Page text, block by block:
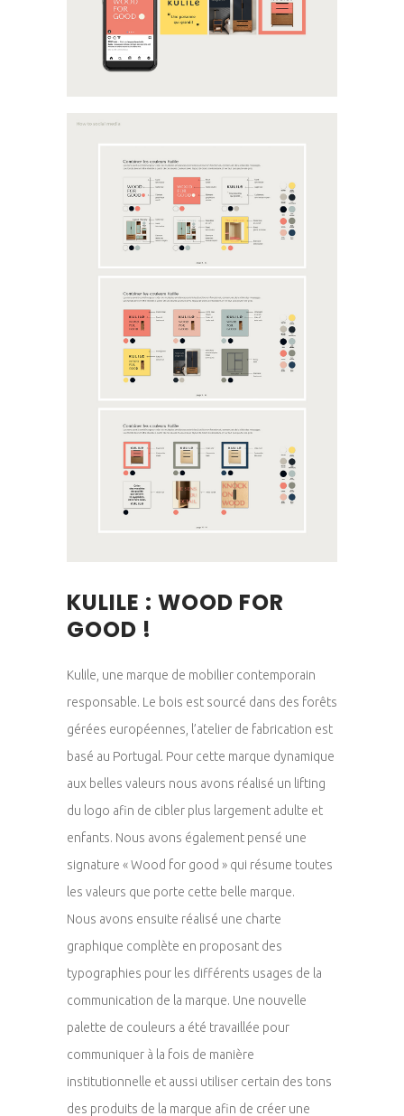
KULILE : WOOD FOR
GOOD !
Kulile, une marque de mobilier contemporain
responsable. Le bois est sourcé dans des forêts
gérées européennes, l’atelier de fabrication est
basé au Portugal. Pour cette marque dynamique
aux belles valeurs nous avons réalisé un lifting
du logo afin de cibler plus largement adulte et
enfants. Nous avons également pensé une
signature « Wood for good » qui résume toutes
les valeurs que porte cette belle marque.
Nous avons ensuite réalisé une charte
graphique complète en proposant des
typographies pour les différents usages de la
communication de la marque. Une nouvelle
palette de couleurs a été travaillée pour
communiquer à la fois de manière
institutionnelle et aussi utiliser certain des tons
des produits de la marque afin de créer une